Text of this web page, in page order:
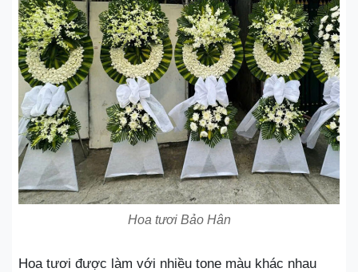
Hoa tươi Bảo Hân
Hoa tươi được làm với nhiều tone màu khác nhau